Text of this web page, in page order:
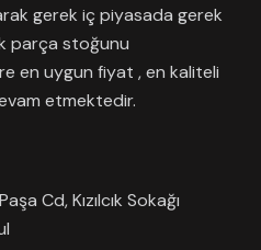
gerek iç piyasada gerek
parça stoğunu
en uygun fiyat , en kaliteli
etmektedir.
Cd, Kızılcık Sokağı